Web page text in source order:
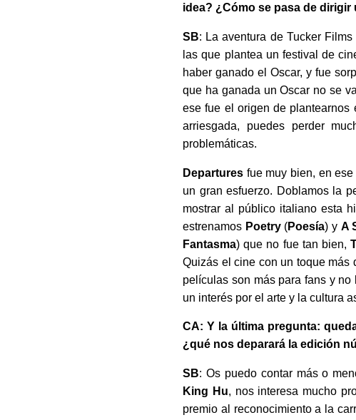
idea? ¿Cómo se pasa de
SB: La aventura de Tucker
las que plantea un festival de
haber ganado el Oscar, y fue
que ha ganada un Oscar no se
ese fue el origen de plantearnos
arriesgada, puedes perder
problemáticas.
Departures fue muy bien, en
un gran esfuerzo. Doblamos la
mostrar al público italiano esta
estrenamos Poetry(Poesía) y A
Fantasma) que no fue tan bien,
Quizás el cine con un toque más
películas son más para fans y
un interés por el arte y la cultura
CA: Y la última pregunta:
¿qué nos deparará la edición
SB: Os puedo contar más o
King Hu, nos interesa mucho
premio al reconocimiento a la